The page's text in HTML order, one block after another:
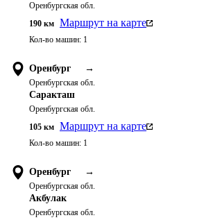
Оренбургская обл.
190 км Маршрут на карте
Кол-во машин: 1
Оренбург →
Оренбургская обл.
Саракташ
Оренбургская обл.
105 км Маршрут на карте
Кол-во машин: 1
Оренбург →
Оренбургская обл.
Акбулак
Оренбургская обл.